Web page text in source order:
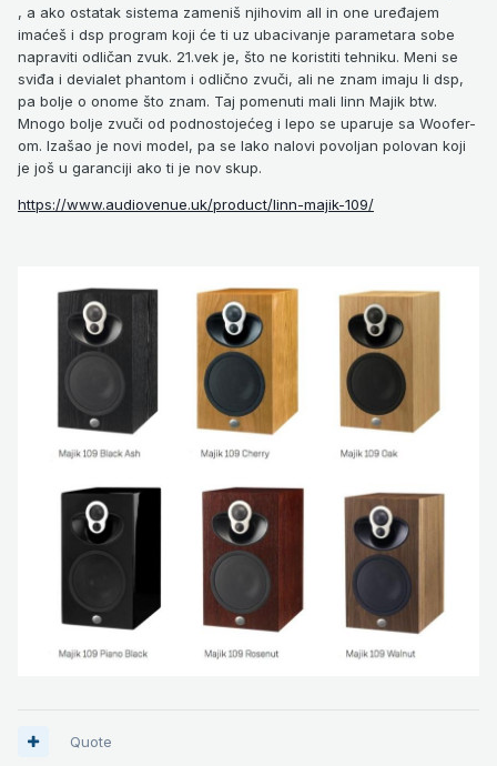
, a ako ostatak sistema zameniš njihovim all in one uređajem
imaćeš i dsp program koji će ti uz ubacivanje parametara sobe
napraviti odličan zvuk. 21.vek je, što ne koristiti tehniku. Meni se
sviđa i devialet phantom i odlično zvuči, ali ne znam imaju li dsp,
pa bolje o onome što znam. Taj pomenuti mali linn Majik btw.
Mnogo bolje zvuči od podnostojećeg i lepo se uparuje sa Woofer-
om. Izašao je novi model, pa se lako nalovi povoljan polovan koji
je još u garanciji ako ti je nov skup.
https://www.audiovenue.uk/product/linn-majik-109/
Quote